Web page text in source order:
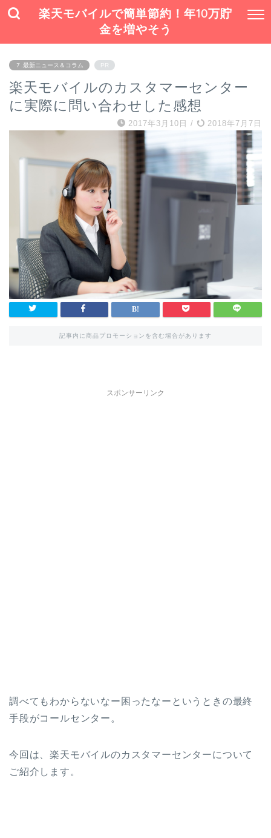
楽天モバイルで簡単節約！年10万貯
金を増やそう
７.最新ニュース＆コラム PR
楽天モバイルのカスタマーセンター
に実際に問い合わせした感想
2017年3月10日 / 2018年7月7日
記事内に商品プロモーションを含む場合があります
スポンサーリンク
調べてもわからないなー困ったなーというときの最終
手段がコールセンター。
今回は、楽天モバイルのカスタマーセンターについて
ご紹介します。